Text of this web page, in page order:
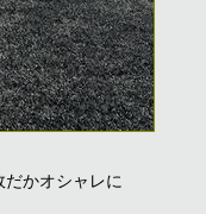
かオシャレに